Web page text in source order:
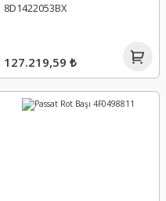
8D1422053BX
127.219,59 ₺